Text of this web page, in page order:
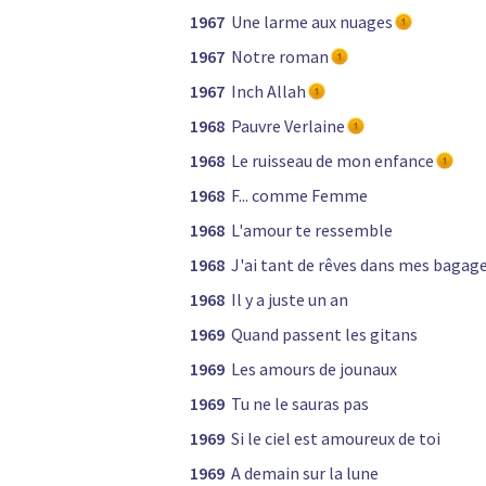
1967 Une larme aux nuages
1967 Notre roman
1967 Inch Allah
1968 Pauvre Verlaine
1968 Le ruisseau de mon enfance
1968 F... comme Femme
1968 L'amour te ressemble
1968 J'ai tant de rêves dans mes
1968 Il y a juste un an
1969 Quand passent les gitans
1969 Les amours de jounaux
1969 Tu ne le sauras pas
1969 Si le ciel est amoureux de toi
1969 A demain sur la lune